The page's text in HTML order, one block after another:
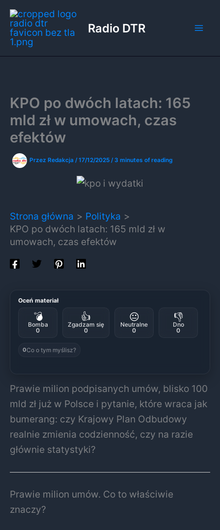
Przejdź
do
treści
Radio DTR
KPO po dwóch latach: 165
mld zł w umowach, czas
efektów
Przez Redakcja /17/12/2025 / 3 minutes of reading
Strona główna
Polityka
KPO po dwóch latach: 165 mld zł w
umowach, czas efektów
Oceń materiał
💣
Bomba
0
👍
Zgadzam się
0
😐
Neutralne
0
👎
Dno
0
0Co o tym myślisz?
Prawie milion podpisanych umów, blisko 100
mld zł już w Polsce i pytanie, które wraca jak
bumerang: czy Krajowy Plan Odbudowy
realnie zmienia codzienność, czy na razie
głównie statystyki?
Prawie milion umów. Co to właściwie
znaczy?